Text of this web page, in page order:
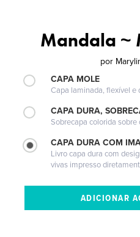
Mandala ~
por
CAPA MOLE
Capa laminada, flexível e
CAPA DURA,
Sobrecapa colorida sobre
CAPA DURA COM
Livro capa dura com
vivas impresso